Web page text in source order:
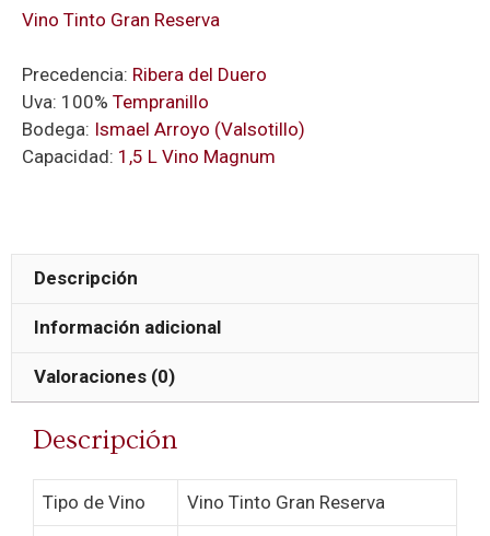
Vino Tinto Gran Reserva
Precedencia: Ribera del Duero
Uva: 100% Tempranillo
Bodega: Ismael Arroyo (Valsotillo)
Capacidad: 1,5 L Vino Magnum
Descripción
Información adicional
Valoraciones (0)
Descripción
Tipo de Vino Vino Tinto Gran Reserva